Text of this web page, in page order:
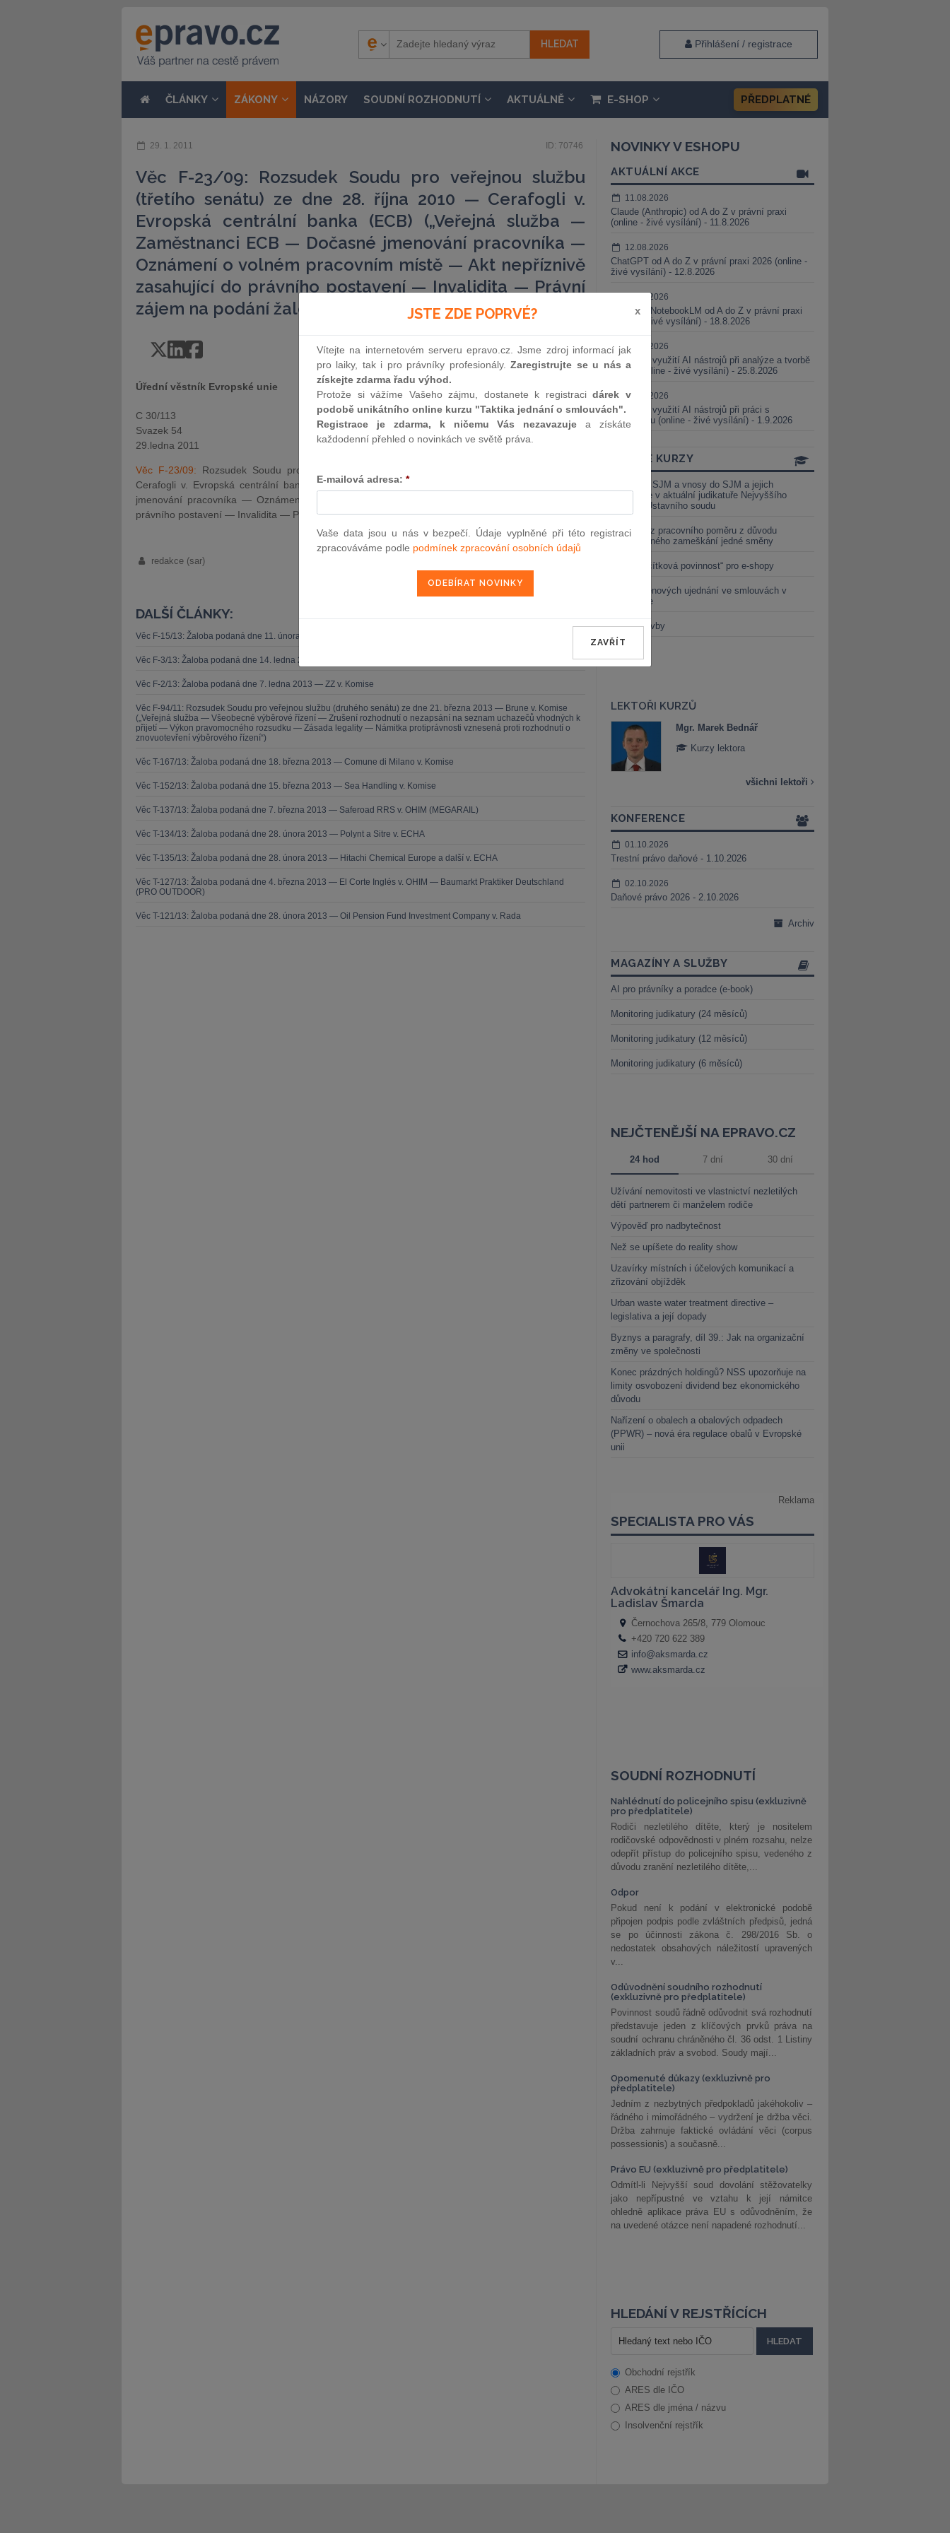
Přihlášení / registrace
ČLÁNKY ZÁKONY NÁZORY SOUDNÍ ROZHODNUTÍ AKTUÁLNĚ E-SHOP PŘEDPLATNÉ
29. 1. 2011 ID: 70746
Věc F-23/09: Rozsudek Soudu pro veřejnou službu
(třetího senátu) ze dne 28. října 2010 — Cerafogli v.
Evropská centrální banka (ECB) („Veřejná služba —
Zaměstnanci ECB — Dočasné jmenování pracovníka —
Oznámení o volném pracovním místě — Akt nepříznivě
zasahující do právního postavení — Invalidita — Právní
zájem na podání žaloby“)
Úřední věstník Evropské unie
C 30/113
Svazek 54
29.ledna 2011
Věc F-23/09: Rozsudek Soudu pro veřejnou službu (třetího senátu) ze dne 28. října 2010 —
Cerafogli v. Evropská centrální banka (ECB) („Veřejná služba — Zaměstnanci ECB — Dočasné
jmenování pracovníka — Oznámení o volném pracovním místě — Akt nepříznivě zasahující do
právního postavení — Invalidita — Právní zájem na podání žaloby“)
redakce (sar)
DALŠÍ ČLÁNKY:
Věc F-15/13: Žaloba podaná dne 11. února 2013 — ZZ v. Komise
Věc F-3/13: Žaloba podaná dne 14. ledna 2013 — CK v. Komise
Věc F-2/13: Žaloba podaná dne 7. ledna 2013 — ZZ v. Komise
Věc F-94/11: Rozsudek Soudu pro veřejnou službu (druhého senátu) ze dne 21. března 2013 — Brune v. Komise
(„Veřejná služba — Všeobecné výběrové řízení — Zrušení rozhodnutí o nezapsání na seznam uchazečů vhodných k
přijetí — Výkon pravomocného rozsudku — Zásada legality — Námitka protiprávnosti vznesená proti rozhodnutí o
znovuotevření výběrového řízení“)
Věc T-167/13: Žaloba podaná dne 18. března 2013 — Comune di Milano v. Komise
Věc T-152/13: Žaloba podaná dne 15. března 2013 — Sea Handling v. Komise
Věc T-137/13: Žaloba podaná dne 7. března 2013 — Saferoad RRS v. OHIM (MEGARAIL)
Věc T-134/13: Žaloba podaná dne 28. února 2013 — Polynt a Sitre v. ECHA
Věc T-135/13: Žaloba podaná dne 28. února 2013 — Hitachi Chemical Europe a další v. ECHA
Věc T-127/13: Žaloba podaná dne 4. března 2013 — El Corte Inglés v. OHIM — Baumarkt Praktiker Deutschland
(PRO OUTDOOR)
Věc T-121/13: Žaloba podaná dne 28. února 2013 — Oil Pension Fund Investment Company v. Rada
NOVINKY V ESHOPU
AKTUÁLNÍ AKCE
11.08.2026
Claude (Anthropic) od A do Z v právní praxi
(online - živé vysílání) - 11.8.2026
12.08.2026
ChatGPT od A do Z v právní praxi 2026 (online -
živé vysílání) - 12.8.2026
18.08.2026
Gemini a NotebookLM od A do Z v právní praxi
(online - živé vysílání) - 18.8.2026
25.08.2026
Praktické využití AI nástrojů při analýze a tvorbě
smluv (online - živé vysílání) - 25.8.2026
01.09.2026
Praktické využití AI nástrojů při práci s
judikaturou (online - živé vysílání) - 1.9.2026
ONLINE KURZY
Vnosy ze SJM a vnosy do SJM a jejich
valorizace v aktuální judikatuře Nejvyššího
soudu a Ústavního soudu
Výpověď z pracovního poměru z důvodu
neomluveného zameškání jedné směny
Nová „tlačítková povinnost“ pro e-shopy
Změna cenových ujednání ve smlouvách v
energetice
Černé stavby
LEKTOŘI KURZŮ
JUDr. Tomáš Nielsen
JUDr. Tomáš Sokol
JUDr. Martin Maisner, Ph.D.,
Mgr. Marek Bednář
Kurzy lektora
všichni lektoři
KONFERENCE
01.10.2026
Trestní právo daňové - 1.10.2026
02.10.2026
Daňové právo 2026 - 2.10.2026
Archiv
MAGAZÍNY A SLUŽBY
AI pro právníky a poradce (e-book)
Monitoring judikatury (24 měsíců)
Monitoring judikatury (12 měsíců)
Monitoring judikatury (6 měsíců)
NEJČTENĚJŠÍ NA EPRAVO.CZ
24 hod 7 dní 30 dní
Užívání nemovitosti ve vlastnictví nezletilých
dětí partnerem či manželem rodiče
Výpověď pro nadbytečnost
Než se upíšete do reality show
Uzavírky místních i účelových komunikací a
zřizování objížděk
Urban waste water treatment directive –
legislativa a její dopady
Byznys a paragrafy, díl 39.: Jak na organizační
změny ve společnosti
Konec prázdných holdingů? NSS upozorňuje na
limity osvobození dividend bez ekonomického
důvodu
Nařízení o obalech a obalových odpadech
(PPWR) – nová éra regulace obalů v Evropské
unii
SOUDNÍ ROZHODNUTÍ
Nahlédnutí do policejního spisu (exkluzivně
pro předplatitele)
Rodiči nezletilého dítěte, který je nositelem
rodičovské odpovědnosti v plném rozsahu, nelze
odepřít přístup do policejního spisu, vedeného z
důvodu zranění nezletilého dítěte,...
Odpor
Pokud není k podání v elektronické podobě
připojen podpis podle zvláštních předpisů, jedná
se po účinnosti zákona č. 298/2016 Sb. o
nedostatek obsahových náležitostí upravených
v...
Odůvodnění soudního rozhodnutí
(exkluzivně pro předplatitele)
Povinnost soudů řádně odůvodnit svá rozhodnutí
představuje jeden z klíčových prvků práva na
soudní ochranu chráněného čl. 36 odst. 1 Listiny
základních práv a svobod. Soudy mají...
Opomenuté důkazy (exkluzivně pro
předplatitele)
Jedním z nezbytných předpokladů jakéhokoliv –
řádného i mimořádného – vydržení je držba věci.
Držba zahrnuje faktické ovládání věci (corpus
possessionis) a současně...
Právo EU (exkluzivně pro předplatitele)
Odmítl-li Nejvyšší soud dovolání stěžovatelky
jako nepřípustné ve vztahu k její námitce
ohledně aplikace práva EU s odůvodněním, že
na uvedené otázce není napadené rozhodnutí...
HLEDÁNÍ V REJSTŘÍCÍCH
Obchodní rejstřík
ARES dle IČO
ARES dle jména / názvu
Insolvenční rejstřík
JSTE ZDE POPRVÉ? x
Vítejte na internetovém serveru epravo.cz. Jsme zdroj informací jak
pro laiky, tak i pro právníky profesionály.Zaregistrujte se u nás a
získejte zdarma řadu výhod.
Protože si vážíme Vašeho zájmu, dostanete k registracidárek v
podobě unikátního online kurzu "Taktika jednání o smlouvách".
Registrace je zdarma, k ničemu Vás nezavazuje a získáte
každodenní přehled o novinkách ve světě práva.
E-mailová adresa: *
Vaše data jsou u nás v bezpečí. Údaje vyplněné při této registraci
zpracováváme podle podmínek zpracování osobních údajů
ZAVŘÍT